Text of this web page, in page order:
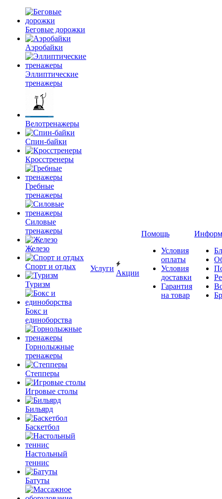
Беговые дорожки
Аэробайки
Эллиптические
тренажеры
Велотренажеры
Спин-байки
Кросстренеры
Гребные
тренажеры
Силовые
тренажеры
Железо
Спорт и отдых
Туризм
Бокс и
единоборства
Горнолыжные
тренажеры
Степперы
Игровые столы
Бильярд
Баскетбол
Настольный
теннис
Батуты
Услуги
Акции
Помощь
Условия
оплаты
Условия
доставки
Гарантия
на товар